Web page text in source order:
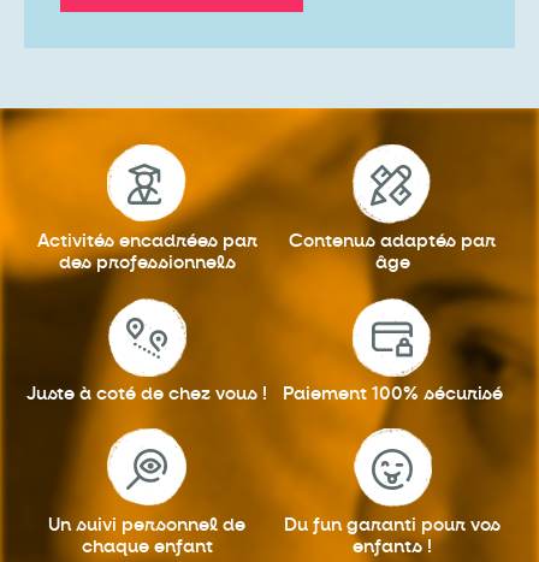
Activités encadrées par
des professionnels
Contenus adaptés par
âge
Juste à coté de chez vous ! Paiement 100% sécurisé
Un suivi personnel de
chaque enfant
Du fun garanti pour vos
enfants !